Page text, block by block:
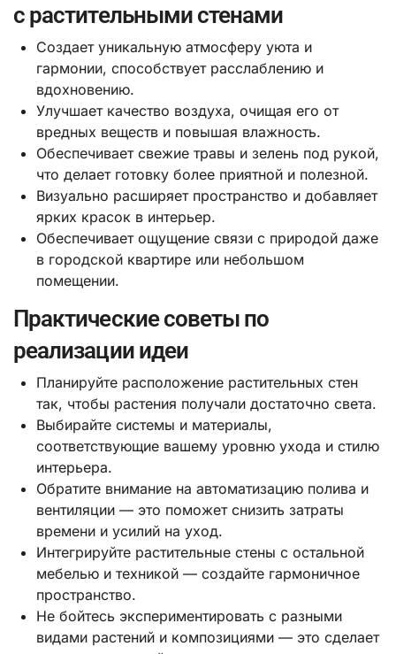
с растительными стенами
Создает уникальную атмосферу уюта и
гармонии, способствует расслаблению и
вдохновению.
Улучшает качество воздуха, очищая его от
вредных веществ и повышая влажность.
Обеспечивает свежие травы и зелень под рукой,
что делает готовку более приятной и полезной.
Визуально расширяет пространство и добавляет
ярких красок в интерьер.
Обеспечивает ощущение связи с природой даже
в городской квартире или небольшом
помещении.
Практические советы по
реализации идеи
Планируйте расположение растительных стен
так, чтобы растения получали достаточно света.
Выбирайте системы и материалы,
соответствующие вашему уровню ухода и стилю
интерьера.
Обратите внимание на автоматизацию полива и
вентиляции — это поможет снизить затраты
времени и усилий на уход.
Интегрируйте растительные стены с остальной
мебелью и техникой — создайте гармоничное
пространство.
Не бойтесь экспериментировать с разными
видами растений и композициями — это сделает